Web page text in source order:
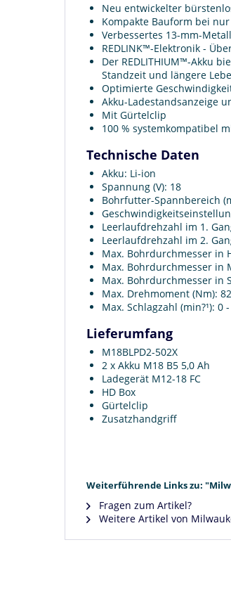
Neu entwickelter
Kompakte Bauform bei
Verbessertes 13-mm-
REDLINK™-Elektronik -
Der REDLITHIUM™-Akku
Standzeit und längere
Optimierte
Akku-Ladestandsanzeige
Mit Gürtelclip
100 % systemkompatibel
Technische Daten
Akku: Li-ion
Spannung (V): 18
Bohrfutter-Spannbereich
Leerlaufdrehzahl im 1.
Leerlaufdrehzahl im 2.
Max. Bohrdurchmesser in
Max. Bohrdurchmesser in
Max. Bohrdurchmesser in
Max. Drehmoment (Nm): 82
Max. Schlagzahl (min?¹): 0
Lieferumfang
M18BLPD2-502X
2 x Akku M18 B5 5,0 Ah
Ladegerät M12-18 FC
HD Box
Gürtelclip
Zusatzhandgriff
Weiterführende Links zu:
Fragen zum Artikel?
Weitere Artikel von